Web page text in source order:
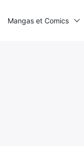
Mangas et Comics